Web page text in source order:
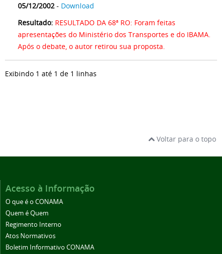
05/12/2002 - Download
Resultado: RESULTADO DA 68ª RO: Foram feitas
apresentações do Ministério dos Transportes e do IBAMA.
Após o debate, o autor retirou sua proposta.
Exibindo 1 até 1 de 1 linhas
Voltar para o topo
Acesso à Informação
O que é o CONAMA
Quem é Quem
Regimento Interno
Atos Normativos
Boletim Informativo CONAMA